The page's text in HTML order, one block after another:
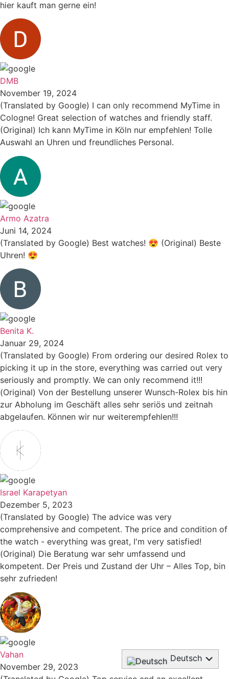
hier kauft man gerne ein!
DMB
November 19, 2024
(Translated by Google) I can only recommend MyTime in
Cologne! Great selection of watches and friendly staff.
(Original) Ich kann MyTime in Köln nur empfehlen! Tolle
Auswahl an Uhren und freundliches Personal.
Armo Azatra
Juni 14, 2024
(Translated by Google) Best watches! 😍 (Original) Beste
Uhren! 😍
Benita K.
Januar 29, 2024
(Translated by Google) From ordering our desired Rolex to
picking it up in the store, everything was carried out very
seriously and promptly. We can only recommend it!!!
(Original) Von der Bestellung unserer Wunsch-Rolex bis hin
zur Abholung im Geschäft alles sehr seriös und zeitnah
abgelaufen. Können wir nur weiterempfehlen!!!
Israel Karapetyan
Dezember 5, 2023
(Translated by Google) The advice was very
comprehensive and competent. The price and condition of
the watch - everything was great, I'm very satisfied!
(Original) Die Beratung war sehr umfassend und
kompetent. Der Preis und Zustand der Uhr – Alles Top, bin
sehr zufrieden!
Vahan
November 29, 2023
Deutsch
English